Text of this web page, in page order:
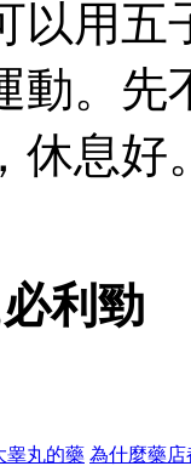
以用五
動。先
休息好
必利勁
睾丸的藥 為什麼藥